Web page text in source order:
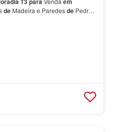
deMadeira e ParedesdePedra